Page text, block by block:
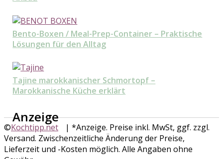
Bento-Boxen / Meal-Prep-Container – Praktische
Lösungen für den Alltag
Tajine marokkanischer Schmortopf –
Marokkanische Küche erklärt
Anzeige
©Kochtipp.net
| *Anzeige. Preise inkl. MwSt, ggf. zzgl.
Versand. Zwischenzeitliche Änderung der Preise,
Lieferzeit und -Kosten möglich. Alle Angaben ohne